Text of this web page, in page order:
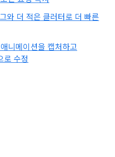
와 더 적은 클러터로 더 빠른
니메이션을 캡처하고
로 수정